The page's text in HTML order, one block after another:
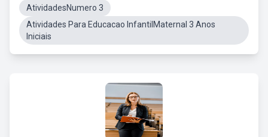
AtividadesNumero 3
Atividades Para Educacao InfantilMaternal 3 Anos
Iniciais